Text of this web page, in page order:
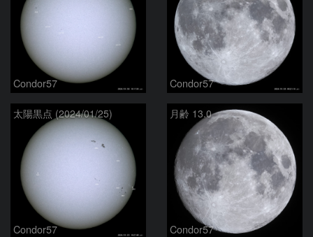
Condor57 Condor57
太陽黒点 (2024/01/25)
Condor57
月齢 13.0
Condor57